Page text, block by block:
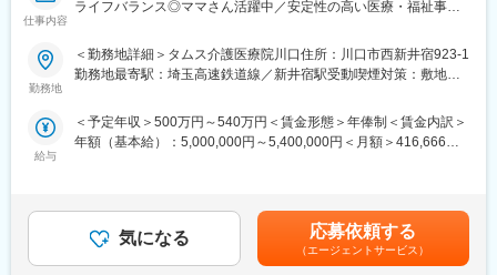
に転換期に直面しています。
今後の病院運営にとって最大のテーマと考えます。
当社は、給食や事務関連業務の請負、薬剤・医療機器・日用品の
て、病院がきめの細かいニーズに即応できるよう、支援活動をす
ることを使命としています。
仕事内容
ライフバランス◎ママさん活躍中／安定性の高い医療・福祉事業
【募集概要】
【業務内容】
介護医療院での事務業務運営管理全般をお任せいたします。
・病院採用業務（応募受付～面接調整）
・庶務全般
・スタッフマネジメント全般・人事業務
勤務地
＜勤務地詳細＞タムス介護医療院川口住所：川口市西新井宿923-1
勤務地最寄駅：埼玉高速鉄道線／新井宿駅受動喫煙対策：敷地内
給与
＜予定年収＞500万円～540万円＜賃金形態＞年俸制＜賃金内訳＞
年額（基本給）：5,000,000円～5,400,000円＜月額＞416,666円
ありません。■昇給：あり賃金はあくまでも目安の金額であり、選
考を通じて上下する可能性があります。月給(月額)は固定手当を含
めた表記です。
気になる 応募依頼する
（エージェントサービス）